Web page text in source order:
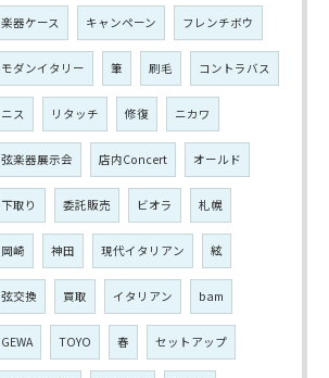
楽器ケース キャンペーン フレンチボウ
モダンイタリー 筆 刷毛 コントラバス
ニス リタッチ 修復 ニカワ
弦楽器展示会 店内Concert オールド
下取り 委託販売 ビオラ 札幌
岡崎 神田 現代イタリアン 絃
弦交換 買取 イタリアン bam
GEWA TOYO 春 セットアップ